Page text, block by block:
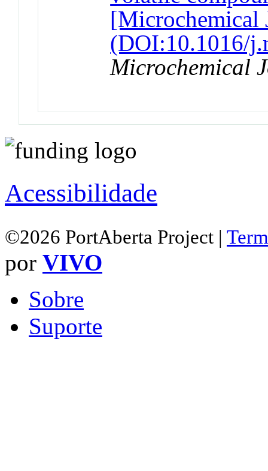
[Microchemical
(DOI:10.1016/
Microchemical
Acessibilidade
©2026 PortAberta Project |
por VIVO
Sobre
Suporte